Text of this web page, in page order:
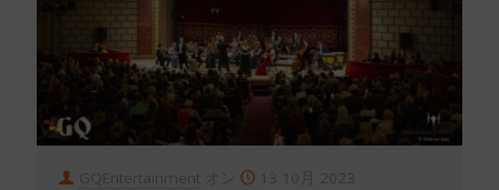
GQEntertainment 13 10月 2023